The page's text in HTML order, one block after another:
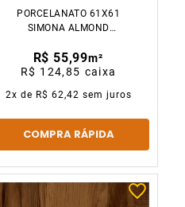
PORCELANATO 61X61
SIMONA ALMOND
GAUDI
R$ 55,99m²
R$ 124,85 caixa
2x de R$ 62,42 sem juros
COMPRA RÁPIDA